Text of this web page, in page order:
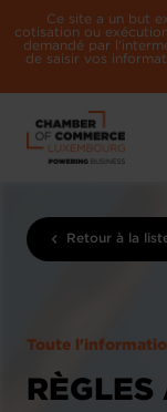
Ce site a un but
cotisation ou
demandé par
de saisir vos
Retour à la
Toute
RÈGLES